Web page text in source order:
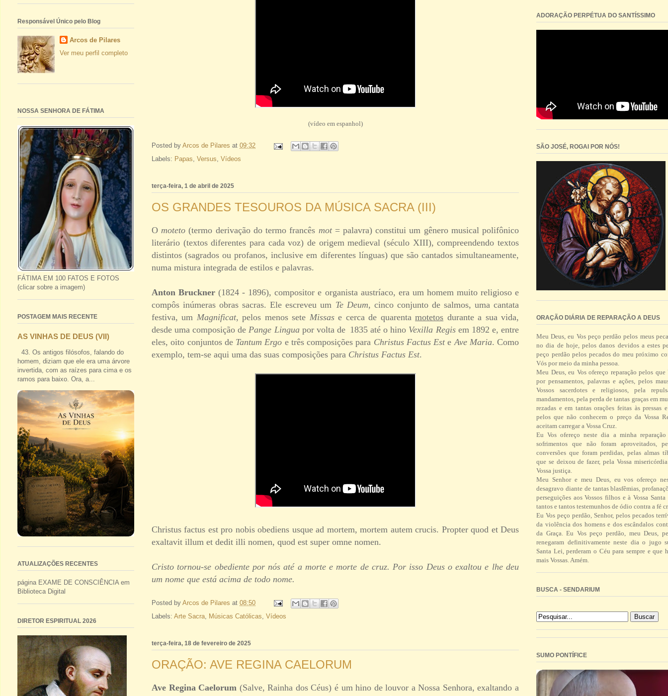
(vídeo em espanhol)
Posted by Arcos de Pilares at 09:32
Labels: Papas, Versus, Vídeos
terça-feira, 1 de abril de 2025
OS GRANDES TESOUROS DA MÚSICA SACRA (III)
O moteto (termo derivação do termo francês mot= palavra) constitui um gênero musical polifônico
literário (textos diferentes para cada voz) de origem medieval (século XIII), compreendendo textos
distintos (sagrados ou profanos, inclusive em diferentes línguas) que são cantados simultaneamente,
numa mistura integrada de estilos e palavras.
Anton Bruckner (1824 - 1896), compositor e organista austríaco, era um homem muito religioso e
compôs inúmeras obras sacras. Ele escreveu um Te Deum, cinco conjunto de salmos, uma cantata
festiva, um Magnificat, pelos menos sete Missase cerca de quarentamotetos durante a sua vida,
desde uma composição de Pange Lingua por volta de 1835 até o hino Vexilla Regis em 1892 e,entre
eles, oito conjuntos de Tantum Ergo e três composições para Christus Factus Este Ave Maria. Como
exemplo, tem-se aqui uma das suas composições para Christus Factus Est.
Christus factus est pro nobis obediens usque ad mortem, mortem autem crucis. Propter quod et Deus
exaltavit illum et dedit illi nomen, quod est super omne nomen.
Cristo tornou-se obediente por nós até a morte e morte de cruz. Por isso Deus o exaltou e lhe deu
um nome que está acima de todo nome.
Posted by Arcos de Pilares at 08:50
Labels: Arte Sacra Músicas Católicas Vídeos
terça-feira, 18 de fevereiro de 2025
ORAÇÃO: AVE REGINA CAELORUM
Ave Regina Caelorum (Salve, Rainha dos Céus) é um hino de louvor a Nossa Senhora, exaltando a
Responsável Único pelo Blog
Arcos de Pilares
Ver meu perfil completo
NOSSA SENHORA DE FÁTIMA
FÁTIMA EM 100 FATOS E FOTOS
(clicar sobre a imagem)
POSTAGEM MAIS RECENTE
AS VINHAS DE DEUS (VII)
43. Os antigos filósofos, falando do
homem, diziam que ele era uma árvore
invertida, com as raízes para cima e os
ramos para baixo. Ora, a...
ATUALIZAÇÕES RECENTES
página EXAME DE CONSCIÊNCIA em
Biblioteca Digital
DIRETOR ESPIRITUAL 2026
ADORAÇÃO PERPÉTUA DO SANTÍSSIMO
SÃO JOSÉ, ROGAI POR NÓS!
ORAÇÃO DIÁRIA DE REPARAÇÃO A DEUS
Meu Deus, eu Vos peço perdão pelos meus
no dia de hoje, pelos danos devidos a estes
peço perdão pelos pecados do meu próximo
Vós por meio da minha pessoa.
Meu Deus, eu Vos ofereço reparação pelos que
por pensamentos, palavras e ações, pelos
Vossos sacerdotes e religiosos, pela
mandamentos, pela perda de tantas graças em
rezadas e em tantas orações feitas às pressas
pelos que não conhecem o preço da Vossa
aceitam carregar a Vossa Cruz.
Eu Vos ofereço neste dia a minha
sofrimentos que não foram aproveitados,
conversões que foram perdidas, pelas almas
que se deixou de fazer, pela Vossa
Vossa justiça.
Meu Senhor e meu Deus, eu vos ofereço
desagravo diante de tantas blasfêmias,
perseguições aos Vossos filhos e à Vossa
tantos e tantos testemunhos de ódio contra a fé
Eu Vos peço perdão, Senhor, pelos pecados
da violência dos homens e dos escândalos
da Graça. Eu Vos peço perdão, meu Deus,
renegaram definitivamente neste dia o jugo
Santa Lei, perderam o Céu para sempre e que
mais Vossas. Amém.
BUSCA - SENDARIUM
SUMO PONTÍFICE